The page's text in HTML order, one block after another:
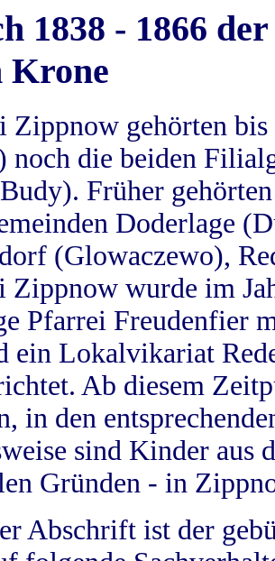
1838 - 1866
Krone
Zippnow gehörten
noch die beiden
Früher
Doderlage
(Glowaczewo),
Zippnow wurde im
Pfarrei Freudenfier
ein Lokalvikariat
Ab diesem
in den
sind Kinder aus
Gründen - in
Abschrift ist der